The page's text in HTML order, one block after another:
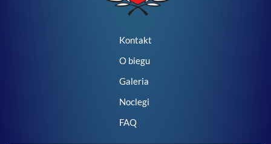
Kontakt
O biegu
Galeria
Noclegi
FAQ